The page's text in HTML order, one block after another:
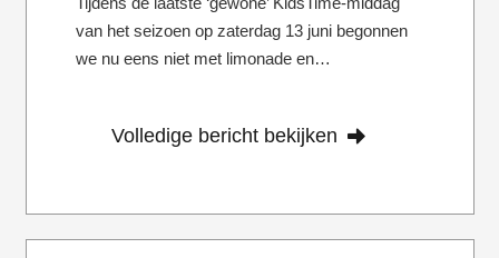
van het seizoen op zaterdag 13 juni begonnen
we nu eens niet met limonade en…
Volledige bericht bekijken